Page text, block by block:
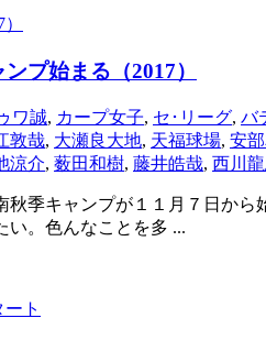
プ始まる（2017）
ワ誠, カープ女子, セ･リーグ, バ
敦哉, 大瀬良大地, 天福球場, 安
涼介, 薮田和樹, 藤井皓哉, 西川
季キャンプが１１月７日か
い。色んなことを多 ...